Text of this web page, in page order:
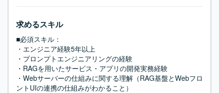
求めるスキル
■必須スキル：
・エンジニア経験5年以上
・プロンプトエンジニアリングの経験
・RAGを用いたサービス・アプリの開発実務経験
・Webサーバーの仕組みに関する理解（RAG基盤とWebフロ
ントUIの連携の仕組みがわかること）